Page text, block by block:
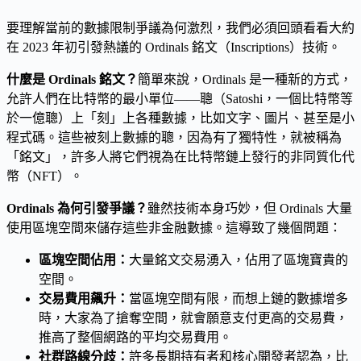
要理解當前的數據限制爭議為何激烈，我們必須回頭看看大約
在 2023 年初引發熱議的 Ordinals 銘文（Inscriptions）技術。
什麼是 Ordinals 銘文？簡單來說，Ordinals 是一種新的方式，
允許人們在比特幣的最小單位——聰（Satoshi，一個比特幣等
於一億聰）上「刻」上各種數據，比如文字、圖片、甚至是小
程式碼。這些被刻上數據的聰，因為有了獨特性，就被稱為
「銘文」，許多人將它們視為在比特幣鏈上發行的非同質化代
幣（NFT）。
Ordinals 為何引發爭議？ 雖然技術本身巧妙，但 Ordinals 大量
使用區塊空間來儲存這些非金融數據。這導致了幾個問題：
區塊空間佔用： 大量銘文交易湧入，佔用了區塊寶貴的
空間。
交易費用飆升： 當區塊空間有限，而想上鏈的數據增多
時，大家為了搶奪空間，就會願意支付更高的交易費，
推高了整個網路的平均交易費用。
社群路線分歧： 許多長期持有者和核心開發者認為，比